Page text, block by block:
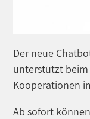
Der neue
unterstützt
Kooperationen
Ab sofort